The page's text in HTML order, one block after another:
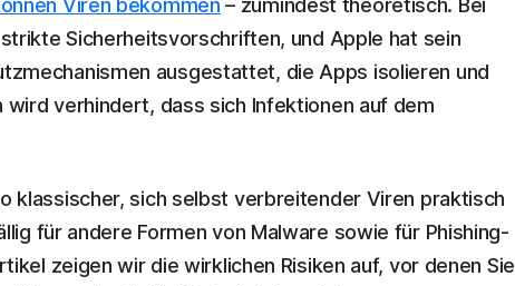
Viren bekommen – zumindest theoretisch. Bei
Sicherheitsvorschriften, und Apple hat sein
ausgestattet, die Apps isolieren und
verhindert, dass sich Infektionen auf dem
klassischer, sich selbst verbreitender Viren praktisch
für andere Formen von Malware sowie für Phishing-
zeigen wir die wirklichen Risiken auf, vor denen Sie